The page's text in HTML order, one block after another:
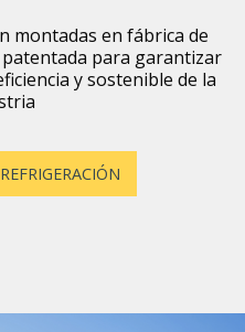
montadas en fábrica de
patentada para garantizar
y sostenible de la